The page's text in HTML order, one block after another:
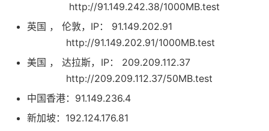
http://91.149.242.38/1000MB.test
英国 ， 伦敦，IP： 91.149.202.91
http://91.149.202.91/1000MB.test
美国 ， 达拉斯，IP： 209.209.112.37
http://209.209.112.37/50MB.test
中国香港：91.149.236.4
新加坡：192.124.176.81